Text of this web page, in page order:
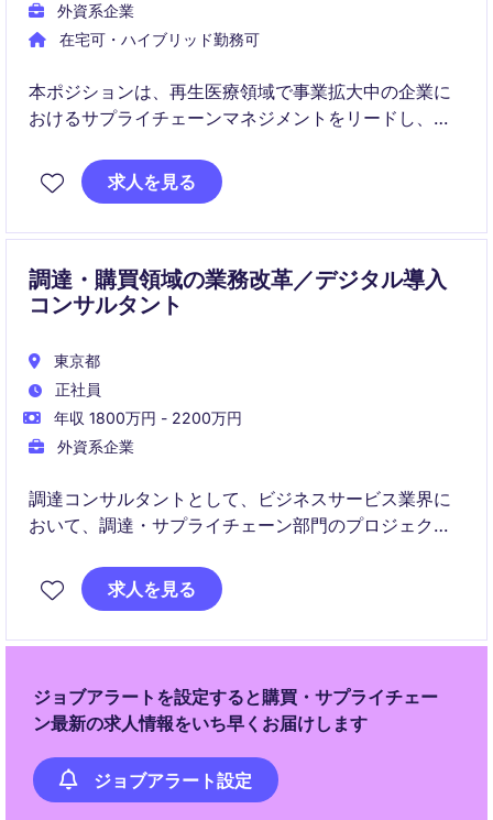
外資系企業
在宅可・ハイブリッド勤務可
本ポジションは、再生医療領域で事業拡大中の企業に
おけるサプライチェーンマネジメントをリードし、製
す。需要変動への対応、外部パートナーとの協働、改
善活動など、事業成長を支える幅広い業務を担当いた
求人を見る
調達・購買領域の業務改革／デジタル導入
コンサルタント
東京都
正社員
年収 1800万円 - 2200万円
外資系企業
調達コンサルタントとして、ビジネスサービス業界に
おいて、調達・サプライチェーン部門のプロジェクト
を的確に理解し、最適な調達戦略を提案・実行してい
ただきます。
求人を見る
ジョブアラートを設定すると購買・サプライチェー
ン最新の求人情報をいち早くお届けします
ジョブアラート設定